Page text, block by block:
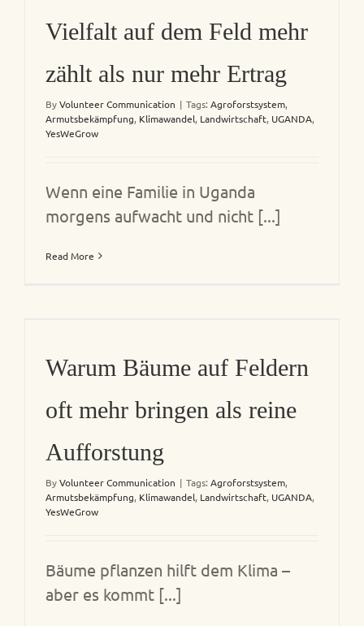
Vielfalt auf dem Feld mehr
zählt als nur mehr Ertrag
ByVolunteer Communication | Tags: Agroforstsystem,
Armutsbekämpfung, Klimawandel, Landwirtschaft, UGANDA,
YesWeGrow
Wenn eine Familie in Uganda
morgens aufwacht und nicht [...]
Read More
Warum Bäume auf Feldern
oft mehr bringen als reine
Aufforstung
ByVolunteer Communication | Tags: Agroforstsystem,
Armutsbekämpfung, Klimawandel, Landwirtschaft, UGANDA,
YesWeGrow
Bäume pflanzen hilft dem Klima –
aber es kommt [...]